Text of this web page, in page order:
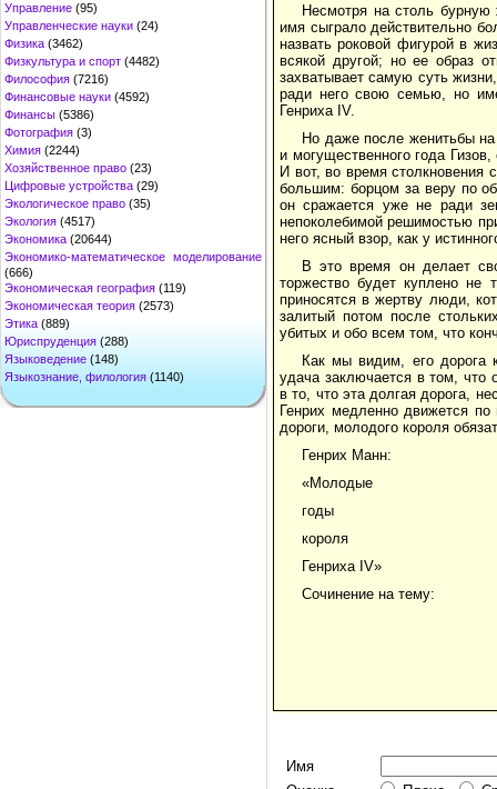
Управление (95)
Управленческие науки (24)
Физика (3462)
Физкультура и спорт (4482)
Философия (7216)
Финансовые науки (4592)
Финансы (5386)
Фотография (3)
Химия (2244)
Хозяйственное право (23)
Цифровые устройства (29)
Экологическое право (35)
Экология (4517)
Экономика (20644)
Экономико-математическое моделирование
(666)
Экономическая география (119)
Экономическая теория (2573)
Этика (889)
Юриспруденция (288)
Языковедение (148)
Языкознание, филология (1140)
Несмотря на столь
имя сыграло действительно
назвать роковой фигурой в
всякой другой; но ее образ
захватывает самую суть
ради него свою семью, но
Генриха IV.
Но даже после женитьбы на
и могущественного года
И вот, во время столкновения
большим: борцом за веру по
он сражается уже не ради
непоколебимой решимостью
него ясный взор, как у
В это время он делает
торжество будет куплено не
приносятся в жертву люди,
залитый потом после
убитых и обо всем том, что
Как мы видим, его дорога
удача заключается в том, что
в то, что эта долгая дорога,
Генрих медленно движется по
дороги, молодого короля
Генрих Манн:
«Молодые
годы
короля
Генриха IV»
Сочинение на тему:
Имя